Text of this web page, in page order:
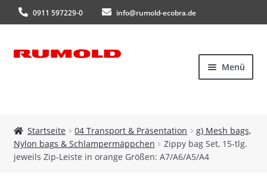
0911 597229-0 info@rumold-ecobra.de
Zur
Zum
Menü
Über uns
Startseite 04 Transport & Präsentation
g) Mesh bags,
Nylon bags & Schlampermäppchen
Zippy bag Set, 15-tlg.
jeweils Zip-Leiste in orange Größen: A7/A6/A5/A4